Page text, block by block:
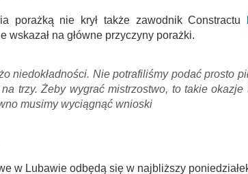
porażką nie krył także zawodnik Constractu
wskazał na główne przyczyny porażki.
niedokładności. Nie potrafiliśmy podać prosto
na trzy. Żeby wygrać mistrzostwo, to takie
musimy wyciągnąć wnioski
w Lubawie odbędą się w najbliższy